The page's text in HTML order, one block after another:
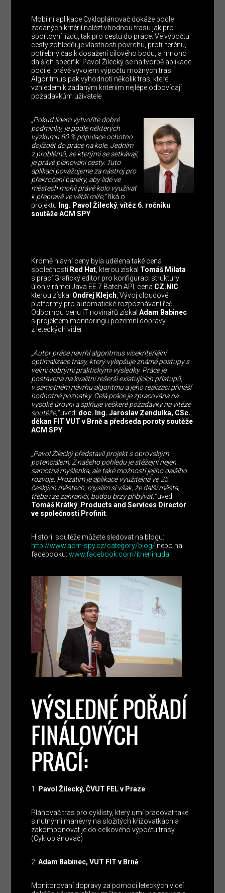
Mobilní aplikace Cykloplánovač dokáže podle
zadaných kritérií nalézt vhodnou trasu jak pro
sportovní jízdu, tak pro cestu do práce. Ve výpočtu
cesty zohledňuje vlastnosti povrchu, profil terénu,
potřebný čas k dosažení cílového bodu, a mnoho
dalších specifik. Pavol Žilecký se na tvorbě aplikace
podílel právě vývojem výpočtu možných tras.
Algoritmus pak vyhodnotí několik tras, které
vzhledem k zadaným kritériím nejlépe odpovídají
požadavkům uživatele.
„Pokud lidem vytvoříte dobré
podmínky, je podle některých
výzkumů 60 % populace ochotno
dojíždět do práce na kole. Jedním
z problémů, se kterými se setkávají,
je právě plánování cesty. Tuto
aplikaci považujeme za nástroj pro
překročení bariéry, aby lidé ve
městech mohli právě kolo využívat
k přepravě ve větší míře,“říká o
projektu Ing. Pavol Žilecký ,vítěz 6. ročníku
soutěže ACM SPY
Kromě hlavní ceny byla udělena také cena
společnosti Red Hat , kterou získal Tomáš Milata
s prací Grafický editor pro konfiguraci struktury
úloh v rámci Java EE 7 Batch API, cena CZ.NIC
kterou získal Ondřej Klejch , Vývoj cloudové
platformy pro automatické rozpoznávání řeči.
Odbornou cenu IT novinářů získalAdam Babinec
s projektem monitoringu pozemní dopravy
z leteckých videí.
„Autor práce navrhl algoritmus vícekriteriální
optimalizace trasy, který vylepšuje známé postupy s
velmi dobrými praktickými výsledky. Práce je
postavena na kvalitní rešerši existujících přístupů,
v samotném návrhu algoritmu a jeho realizaci přináší
hodnotné poznatky. Celá práce je zpracována na
vysoké úrovni a splňuje veškeré požadavky na vítěze
soutěže,“uvedl doc. Ing. Jaroslav Zendulka, CSc.
děkan FIT VUT v Brně a předseda poroty soutěže
ACM SPY
„Pavol Žilecký představil projekt s obrovským
potenciálem. Z našeho pohledu je stěžejní nejen
samotná myšlenka, ale také možnosti jejího dalšího
rozvoje. Prozatím je aplikace využitelná ve 25
českých městech, myslím si však, že další města,
třeba i ze zahraničí, budou brzy přibývat,“uvedl
Tomáš Krátký Products and Services Director
ve společnosti Profinit
Historii soutěže můžete sledovat na blogu:
http://www.acm-spy.cz/category/blog/ nebo na
facebooku:www.facebook.com/itneninuda
VÝSLEDNÉ POŘADÍ
FINÁLOVÝCH
PRACÍ:
Pavol Žilecký, ČVUT FEL v Praze
Plánovač tras pro cyklisty, který umí pracovat také
s nutnými manévry na složitých křižovatkách a
zakomponovat je do celkového výpočtu trasy.
(Cykloplánovač)
Adam Babinec, VUT FIT v Brně
Monitorování dopravy za pomoci leteckých videí